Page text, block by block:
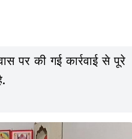
पर की गई कार्रवाई से पूरे